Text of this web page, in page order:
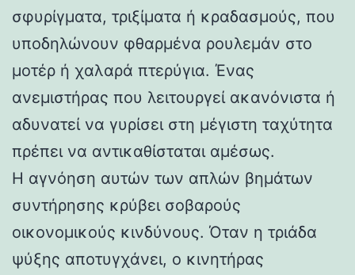
σφυρίγματα, τριξίματα ή κραδασμούς, που
υποδηλώνουν φθαρμένα ρουλεμάν στο
μοτέρ ή χαλαρά πτερύγια. Ένας
ανεμιστήρας που λειτουργεί ακανόνιστα ή
αδυνατεί να γυρίσει στη μέγιστη ταχύτητα
πρέπει να αντικαθίσταται αμέσως.
Η αγνόηση αυτών των απλών βημάτων
συντήρησης κρύβει σοβαρούς
οικονομικούς κινδύνους. Όταν η τριάδα
ψύξης αποτυγχάνει, ο κινητήρας